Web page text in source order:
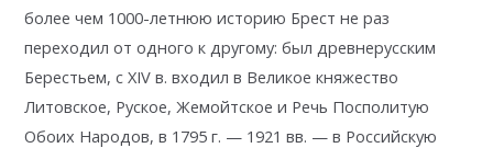
более чем 1000-летнюю историю Брест не раз
переходил от одного к другому: был древнерусским
Берестьем, с XIV в. входил в Великое княжество
Литовское, Руское, Жемойтское и Речь Посполитую
Обоих Народов, в 1795 г. — 1921 вв. — в Российскую